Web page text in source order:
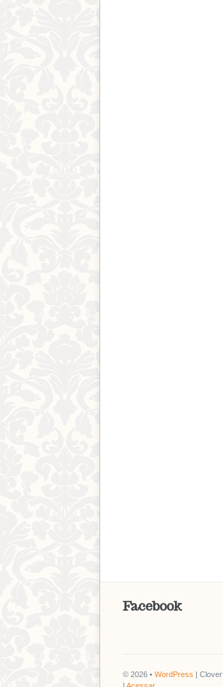
Facebook
© 2026 • WordPress |